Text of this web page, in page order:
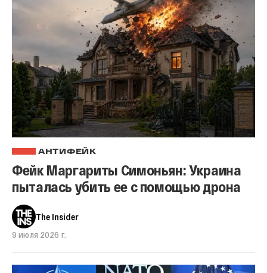
АНТИФЕЙК
Фейк Маргариты Симоньян: Украина
пыталась убить ее с помощью дрона
The Insider
9 июля 2026 г.